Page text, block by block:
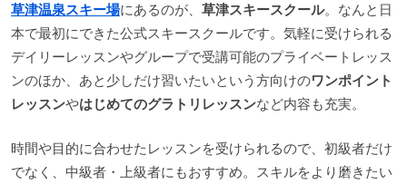
草津温泉スキー場にあるのが、 草津スキースクール。なんと日
本で最初にできた公式スキースクールです。気軽に受けられる
デイリーレッスンやグループで受講可能のプライベートレッス
ンのほか、あと少しだけ習いたいという方向けのワンポイント
レッスンやはじめてのグラトリレッスンなど内容も充実。
時間や目的に合わせたレッスンを受けられるので、初級者だけ
でなく、中級者・上級者にもおすすめ。スキルをより磨きたい